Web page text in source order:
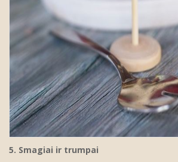
5. Smagiai ir trumpai